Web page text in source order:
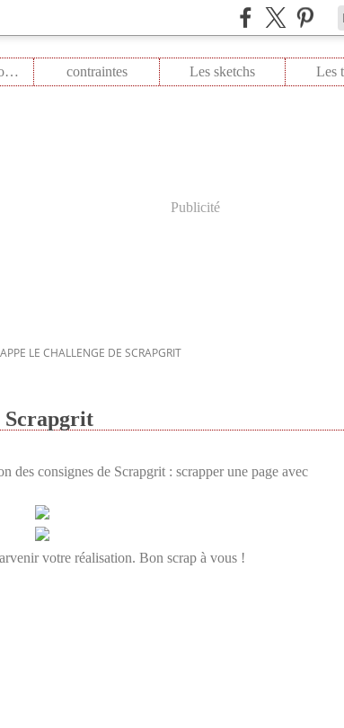
Les Colors Combo contraintes Les sketchs Les
Publicité
LE CHALLENGE DE SCRAPGRIT
Scrapgrit
des consignes de Scrapgrit : scrapper une page avec
votre réalisation. Bon scrap à vous !